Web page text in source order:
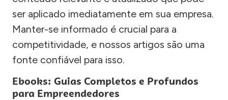
ser aplicado imediatamente em sua empresa.
Manter-se informado é crucial para a
competitividade, e nossos artigos são uma
fonte confiável para isso.
Ebooks: Guias Completos e Profundos
para Empreendedores